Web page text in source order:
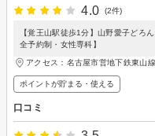
4.0
(2件)
【覚王山駅徒歩1分】山野愛子どろ
全予約制・女性専科】
アクセス：名古屋市営地下鉄東山
ポイントが貯まる・使える
口コミ